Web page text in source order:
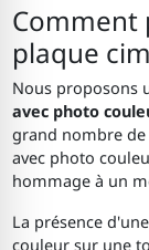
Comment
plaque
Nous proposons
avec photo
grand nombre
avec photo
hommage à un
La présence
couleur sur une